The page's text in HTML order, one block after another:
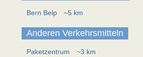
Bern Belp ~5 km
Anderen Verkehrsmitteln
Paketzentrum
~3 km